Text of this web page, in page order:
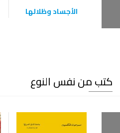
الأجساد وظلالها
كتب من نفس النوع